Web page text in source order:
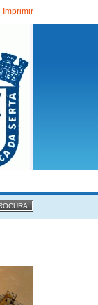
Imprimir